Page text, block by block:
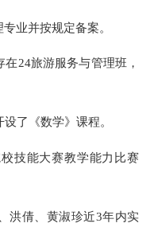
业并按规定备案。
24旅游服务与管理班，
了《数学》课程。
技能大赛教学能力比赛
倩、黄淑珍近3年内实